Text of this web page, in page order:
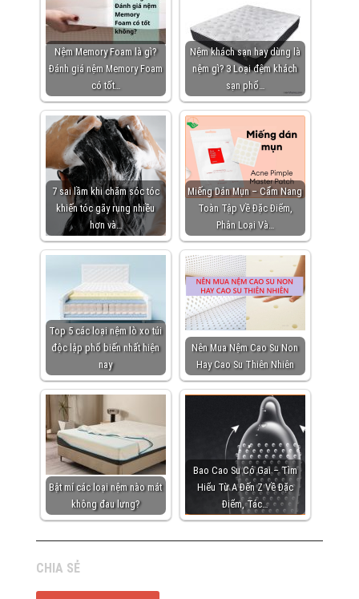
Nệm Memory Foam là gì?
Đánh giá nệm Memory Foam
có tốt…
Nệm khách sạn hay dùng là
nệm gì? 3 Loại đệm khách
sạn phổ…
7 sai lầm khi chăm sóc tóc
khiến tóc gãy rụng nhiều
hơn và…
Miếng Dán Mụn – Cẩm Nang
Toàn Tập Về Đặc Điểm,
Phân Loại Và…
Top 5 các loại nệm lò xo túi
độc lập phổ biến nhất hiện
nay
Nên Mua Nệm Cao Su Non
Hay Cao Su Thiên Nhiên
Bật mí các loại nệm nào mát
không đau lưng?
Bao Cao Su Có Gai – Tìm
Hiểu Từ A Đến Z Về Đặc
Điểm, Tác…
CHIA SẺ